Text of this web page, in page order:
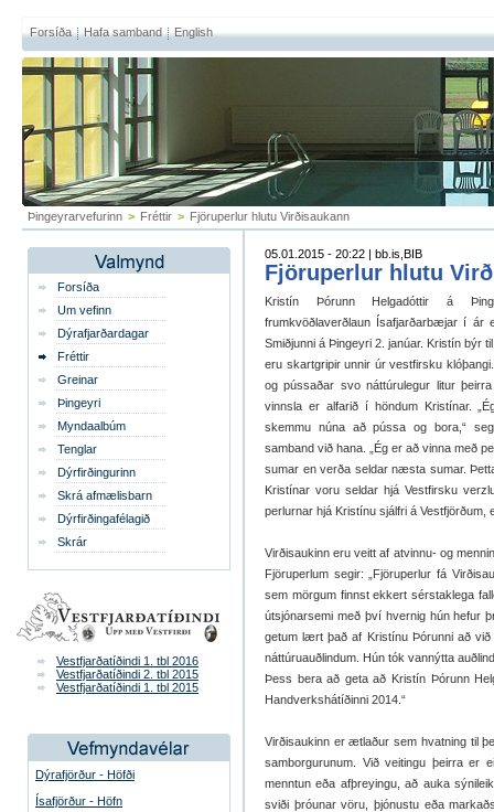
Forsíða Hafa samband English
Þingeyrarvefurinn > Fréttir > Fjöruperlur hlutu Virðisaukann
Forsíða
Um vefinn
Dýrafjarðardagar
Fréttir
Greinar
Þingeyri
Myndaalbúm
Tenglar
Dýrfirðingurinn
Skrá afmælisbarn
Dýrfirðingafélagið
Skrár
Vestfjarðatíðindi 1. tbl 2016
Vestfjarðatíðindi 2. tbl 2015
Vestfjarðatíðindi 1. tbl 2015
Dýrafjörður - Höfði
Ísafjörður - Höfn
05.01.2015 - 20:22 | bb.is,BIB
Fjöruperlur hlutu
Kristín Þórunn Helgadóttir á
frumkvöðlaverðlaun Ísafjarðarbæjar í ár
Smiðjunni á Þingeyri 2. janúar. Kristín býr
eru skartgripir unnir úr vestfirsku
og pússaðar svo náttúrulegur litur
vinnsla er alfarið í höndum Kristínar.
skemmu núna að pússa og bora,“
samband við hana. „Ég er að vinna með
sumar en verða seldar næsta sumar.
Kristínar voru seldar hjá Vestfirsku
perlurnar hjá Kristínu sjálfri á
Virðisaukinn eru veitt af atvinnu- og
Fjöruperlum segir: „Fjöruperlur fá
sem mörgum finnst ekkert sérstaklega
útsjónarsemi með því hvernig hún hefur
getum lært það af Kristínu Þórunni að
náttúruauðlindum. Hún tók vannýtta
Þess bera að geta að Kristín Þórunn
Handverkshátíðinni 2014.“
Virðisaukinn er ætlaður sem hvatning til
samborgurunum. Við veitingu þeirra er
menntun eða afþreyingu, að auka
sviði þróunar vöru, þjónustu eða